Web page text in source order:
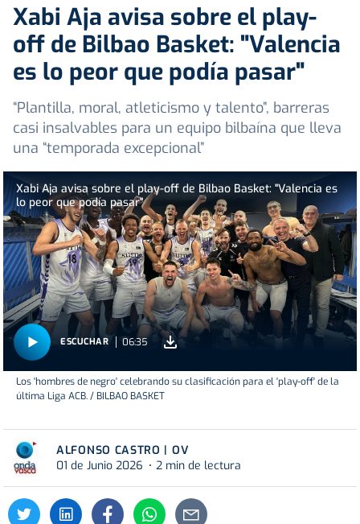
Xabi Aja avisa sobre el play-
off de Bilbao Basket: "Valencia
es lo peor que podía pasar"
“Plantilla, moral, atleticismo y talento”, barreras
casi insalvables para un equipo bilbaína que lleva
una “temporada excepcional”
Xabi Aja avisa sobre el play-off de Bilbao Basket: "Valencia es
lo peor que podía pasar"
ESCUCHAR 06:35
Los 'hombres de negro' celebrando su clasificación para el 'play-off' de la
última Liga ACB. / BILBAO BASKET
ALFONSO CASTRO | OV
01 de Junio 2026
2 min de lectura